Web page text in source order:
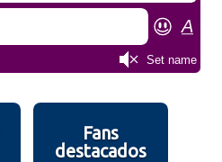
Fans
destacados